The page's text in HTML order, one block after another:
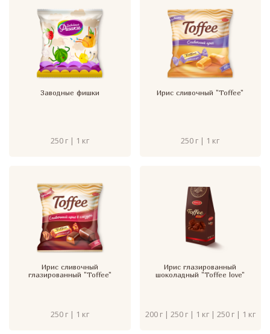
Заводные фишки
250 г | 1 кг
Ирис сливочный "Toffee"
250 г | 1 кг
Ирис сливочный
глазированный "Toffee"
250 г | 1 кг
Ирис глазированный
шоколадный "Toffee love"
200 г | 250 г | 1 кг | 250 г | 1 кг